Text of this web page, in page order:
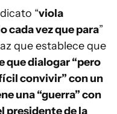
“viola
cada vez que para”
que establece que
que dialogar “pero
convivir” con un
una “guerra” con
presidente de la